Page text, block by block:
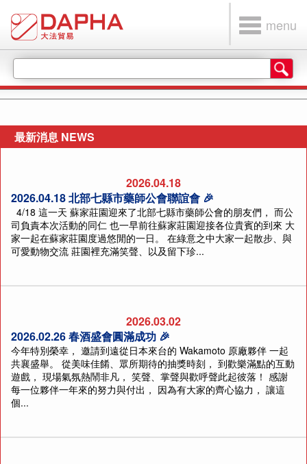
menu
最新消息 NEWS
2026.04.18
2026.04.18 北部七縣市藥師公會聯誼會 🎉
4/18 這一天 蘇家莊園迎來了北部七縣市藥師公會的朋友們， 而公
司負責本次活動的同仁 也一早前往蘇家莊園迎接各位貴賓的到來 大
家一起在蘇家莊園度過悠閒的一日。 在綠意之中大家一起散步、與
可愛動物交流 莊園裡充滿笑聲、以及留下珍...
2026.03.02
2026.02.26 春酒盛會圓滿成功 🎉
今年特別榮幸， 邀請到遠從日本來台的 Wakamoto 原廠夥伴 一起
共襄盛舉。 從美味佳餚、眾所期待的抽獎時刻， 到歡樂滿點的互動
遊戲， 現場氣氛熱鬧非凡， 笑聲、掌聲與歡呼聲此起彼落！ 感謝
每一位夥伴一年來的努力與付出， 因為有大家的齊心協力， 讓這
個...